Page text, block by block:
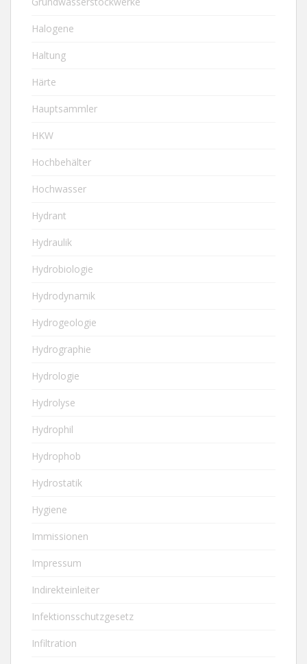
Halogene
Haltung
Härte
Hauptsammler
HKW
Hochbehälter
Hochwasser
Hydrant
Hydraulik
Hydrobiologie
Hydrodynamik
Hydrogeologie
Hydrographie
Hydrologie
Hydrolyse
Hydrophil
Hydrophob
Hydrostatik
Hygiene
Immissionen
Impressum
Indirekteinleiter
Infektionsschutzgesetz
Infiltration